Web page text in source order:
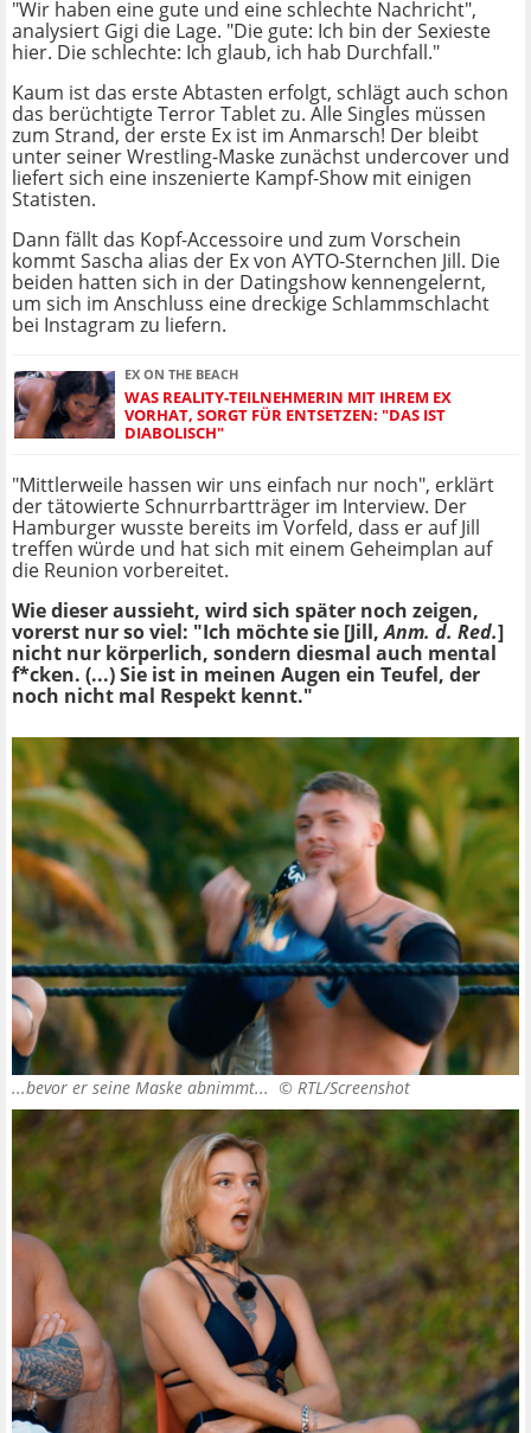
"Wir haben eine gute und eine schlechte Nachricht",
analysiert Gigi die Lage. "Die gute: Ich bin der Sexieste
hier. Die schlechte: Ich glaub, ich hab Durchfall."
Kaum ist das erste Abtasten erfolgt, schlägt auch schon
das berüchtigte Terror Tablet zu. Alle Singles müssen
zum Strand, der erste Ex ist im Anmarsch! Der bleibt
unter seiner Wrestling-Maske zunächst undercover und
liefert sich eine inszenierte Kampf-Show mit einigen
Statisten.
Dann fällt das Kopf-Accessoire und zum Vorschein
kommt Sascha alias der Ex von AYTO-Sternchen Jill. Die
beiden hatten sich in der Datingshow kennengelernt,
um sich im Anschluss eine dreckige Schlammschlacht
bei Instagram zu liefern.
EX ON THE BEACH
WAS REALITY-TEILNEHMERIN MIT IHREM EX
VORHAT, SORGT FÜR ENTSETZEN: "DAS IST
DIABOLISCH"
"Mittlerweile hassen wir uns einfach nur noch", erklärt
der tätowierte Schnurrbartträger im Interview. Der
Hamburger wusste bereits im Vorfeld, dass er auf Jill
treffen würde und hat sich mit einem Geheimplan auf
die Reunion vorbereitet.
Wie dieser aussieht, wird sich später noch zeigen,
vorerst nur so viel: "Ich möchte sie [Jill,Anm. d. Red.]
nicht nur körperlich, sondern diesmal auch mental
f*cken. (...) Sie ist in meinen Augen ein Teufel, der
noch nicht mal Respekt kennt."
...bevor er seine Maske abnimmt... © RTL/Screenshot